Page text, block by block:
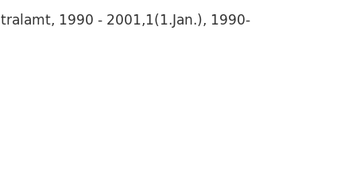
1990 - 2001,1(1.Jan.), 1990-